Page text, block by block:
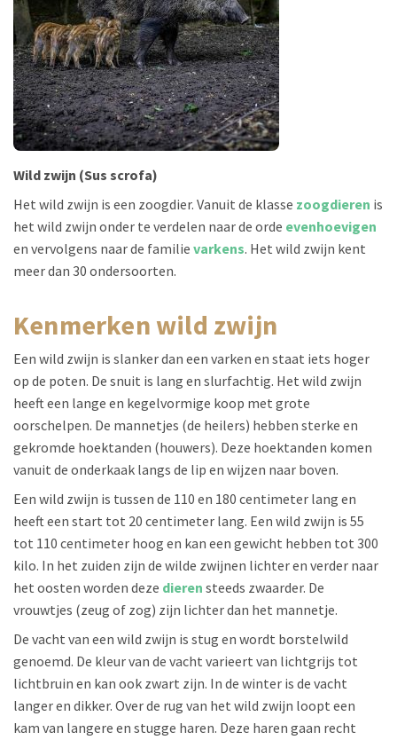
Wild zwijn (Sus scrofa)
Het wild zwijn is een zoogdier. Vanuit de klasse zoogdieren is
het wild zwijn onder te verdelen naar de orde evenhoevigen
en vervolgens naar de familie varkens. Het wild zwijn kent
meer dan 30 ondersoorten.
kenmerken wild zwijn
Een wild zwijn is slanker dan een varken en staat iets hoger
op de poten. De snuit is lang en slurfachtig. Het wild zwijn
heeft een lange en kegelvormige koop met grote
oorschelpen. De mannetjes (de heilers) hebben sterke en
gekromde hoektanden (houwers). Deze hoektanden komen
vanuit de onderkaak langs de lip en wijzen naar boven.
Een wild zwijn is tussen de 110 en 180 centimeter lang en
heeft een start tot 20 centimeter lang. Een wild zwijn is 55
tot 110 centimeter hoog en kan een gewicht hebben tot 300
kilo. In het zuiden zijn de wilde zwijnen lichter en verder naar
het oosten worden deze dieren steeds zwaarder. De
vrouwtjes (zeug of zog) zijn lichter dan het mannetje.
De vacht van een wild zwijn is stug en wordt borstelwild
genoemd. De kleur van de vacht varieert van lichtgrijs tot
lichtbruin en kan ook zwart zijn. In de winter is de vacht
langer en dikker. Over de rug van het wild zwijn loopt een
kam van langere en stugge haren. Deze haren gaan recht